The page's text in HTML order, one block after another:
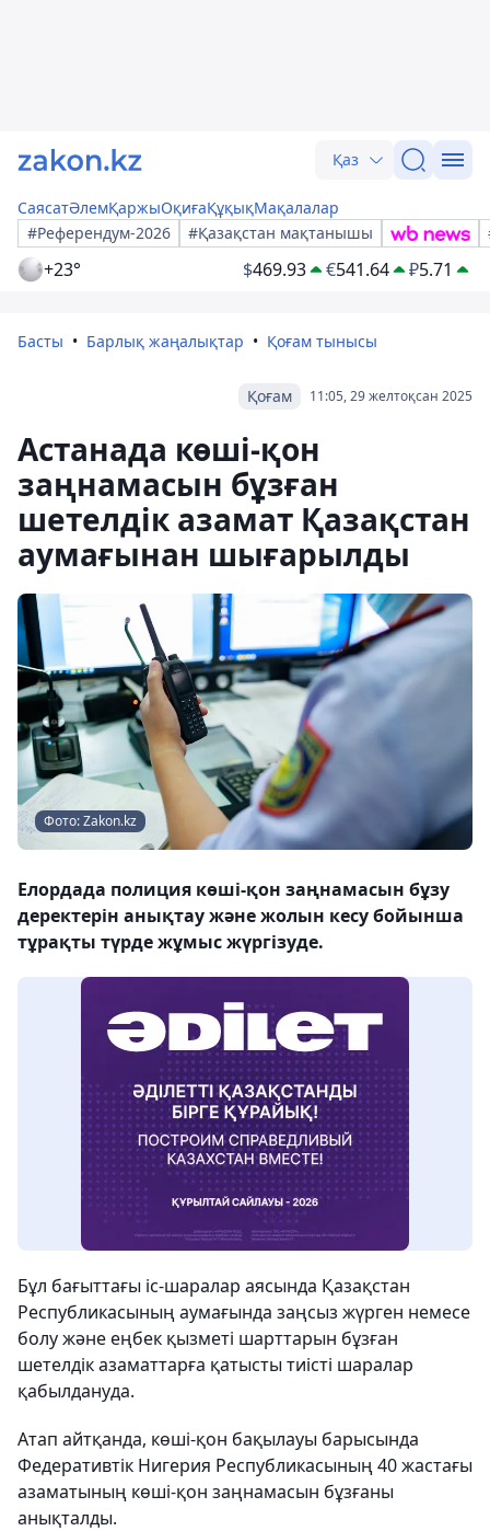
Қаз
СаясатӘлемҚаржыОқиғаҚұқықМақалалар
#Референдум-2026
#Қазақстан мақтанышы
+23° $469.93 €541.64 ₽5.71
Басты Барлық жаңалықтар Қоғам тынысы
11:05, 29 желтоқсан 2025
Қоғам
Астанада көші-қон
заңнамасын бұзған
шетелдік азамат Қазақстан
аумағынан шығарылды
Фото: Zakon.kz
Елордада полиция көші-қон заңнамасын бұзу
деректерін анықтау және жолын кесу бойынша
тұрақты түрде жұмыс жүргізуде.
Бұл бағыттағы іс-шаралар аясында Қазақстан
Республикасының аумағында заңсыз жүрген немесе
болу және еңбек қызметі шарттарын бұзған
шетелдік азаматтарға қатысты тиісті шаралар
қабылдануда.
Атап айтқанда, көші-қон бақылауы барысында
Федеративтік Нигерия Республикасының 40 жастағы
азаматының көші-қон заңнамасын бұзғаны
анықталды.